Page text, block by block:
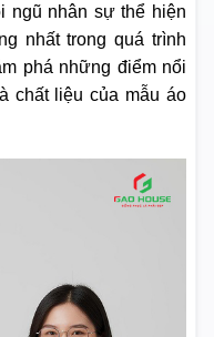
ngũ nhân sự thể hiện
nhất trong quá trình
phá những điểm nổi
chất liệu của mẫu áo